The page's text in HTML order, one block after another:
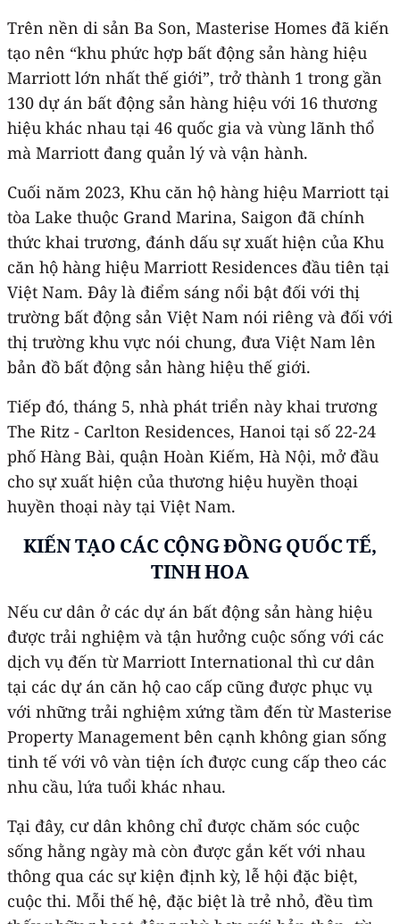
Trên nền di sản Ba Son, Masterise Homes đã kiến
tạo nên “khu phức hợp bất động sản hàng hiệu
Marriott lớn nhất thế giới”, trở thành 1 trong gần
130 dự án bất động sản hàng hiệu với 16 thương
hiệu khác nhau tại 46 quốc gia và vùng lãnh thổ
mà Marriott đang quản lý và vận hành.
Cuối năm 2023, Khu căn hộ hàng hiệu Marriott tại
tòa Lake thuộc Grand Marina, Saigon đã chính
thức khai trương, đánh dấu sự xuất hiện của Khu
căn hộ hàng hiệu Marriott Residences đầu tiên tại
Việt Nam. Đây là điểm sáng nổi bật đối với thị
trường bất động sản Việt Nam nói riêng và đối với
thị trường khu vực nói chung, đưa Việt Nam lên
bản đồ bất động sản hàng hiệu thế giới.
Tiếp đó, tháng 5, nhà phát triển này khai trương
The Ritz - Carlton Residences, Hanoi tại số 22-24
phố Hàng Bài, quận Hoàn Kiếm, Hà Nội, mở đầu
cho sự xuất hiện của thương hiệu huyền thoại
huyền thoại này tại Việt Nam.
KIẾN TẠO CÁC CỘNG ĐỒNG QUỐC TẾ,
TINH HOA
Nếu cư dân ở các dự án bất động sản hàng hiệu
được trải nghiệm và tận hưởng cuộc sống với các
dịch vụ đến từ Marriott International thì cư dân
tại các dự án căn hộ cao cấp cũng được phục vụ
với những trải nghiệm xứng tầm đến từ Masterise
Property Management bên cạnh không gian sống
tinh tế với vô vàn tiện ích được cung cấp theo các
nhu cầu, lứa tuổi khác nhau.
Tại đây, cư dân không chỉ được chăm sóc cuộc
sống hằng ngày mà còn được gắn kết với nhau
thông qua các sự kiện định kỳ, lễ hội đặc biệt,
cuộc thi. Mỗi thế hệ, đặc biệt là trẻ nhỏ, đều tìm